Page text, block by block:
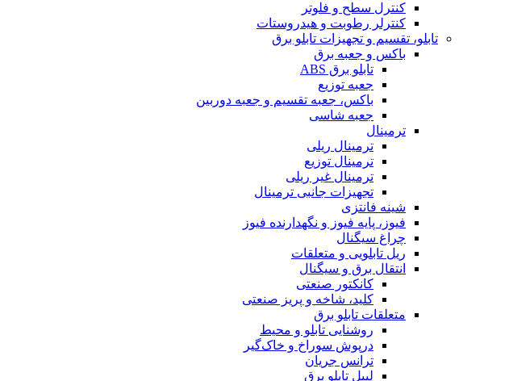
کنترل سطح و فلوتر
کنترلر رطوبت و هیدروستات
تابلو، تقسیم و تجهیزات تابلو برق
باکس و جعبه برق
تابلو برق ABS
جعبه توزیع
باکس، جعبه تقسیم و جعبه دوربین
جعبه شاسی
ترمینال
ترمینال ریلی
ترمینال توزیع
ترمینال غیر ریلی
تجهیزات جانبی ترمینال
شینه فانتزی
فیوز، پایه فیوز و نگهدارنده فیوز
چراغ سیگنال
ریل تابلویی و متعلقات
انتقال برق و سیگنال
کانکتور صنعتی
کلید، شاخه و پریز صنعتی
متعلقات تابلو برق
روشنایی تابلو و محیط
درپوش سوراخ و خاک‌گیر
ترانس جریان
لیبل تابلو برق